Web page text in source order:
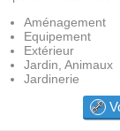
Aménagement
Equipement
Extérieur
Jardin, Animaux
Jardinerie